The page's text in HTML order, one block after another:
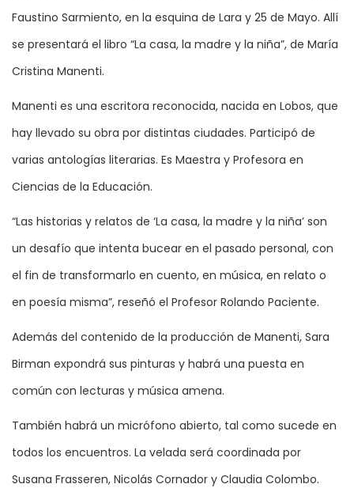
Faustino Sarmiento, en la esquina de Lara y 25 de Mayo. Allí
se presentará el libro “La casa, la madre y la niña”, de María
Cristina Manenti.
Manenti es una escritora reconocida, nacida en Lobos, que
hay llevado su obra por distintas ciudades. Participó de
varias antologías literarias. Es Maestra y Profesora en
Ciencias de la Educación.
“Las historias y relatos de ‘La casa, la madre y la niña’ son
un desafío que intenta bucear en el pasado personal, con
el fin de transformarlo en cuento, en música, en relato o
en poesía misma”, reseñó el Profesor Rolando Paciente.
Además del contenido de la producción de Manenti, Sara
Birman expondrá sus pinturas y habrá una puesta en
común con lecturas y música amena.
También habrá un micrófono abierto, tal como sucede en
todos los encuentros. La velada será coordinada por
Susana Frasseren, Nicolás Cornador y Claudia Colombo.